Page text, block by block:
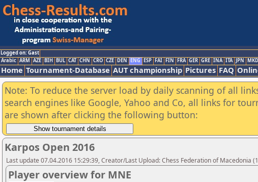
Logged on: Gast
Arabic ARM AZE BIH BUL CAT CHN CRO CZE DEN ENG ESP FAI FIN FRA GER GRE INA ITA JPN MKD
Home Tournament-Database AUT championship Pictures FAQ
Note: To reduce the server load by daily scanning of all
search engines like Google, Yahoo and Co, all links for
are shown after clicking the following button:
Karpos Open 2016
Last update 07.04.2016 15:29:39, Creator/Last Upload: Chess Federation of Macedonia
Player overview for MNE